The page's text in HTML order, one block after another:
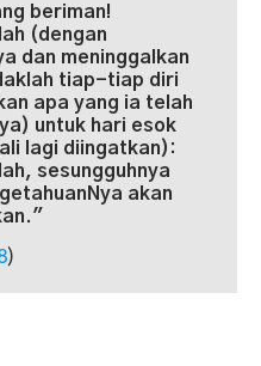
beriman!
(dengan
dan meninggalkan
tiap-tiap diri
apa yang ia telah
untuk hari esok
lagi diingatkan):
sesungguhnya
akan
)